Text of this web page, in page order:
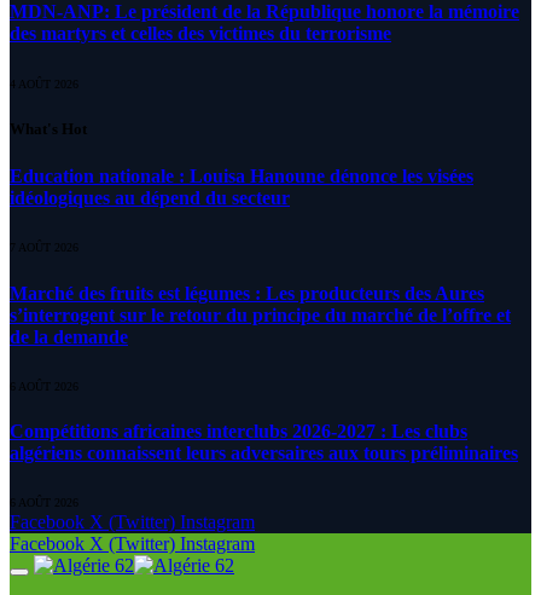
MDN-ANP: Le président de la République honore la mémoire
des martyrs et celles des victimes du terrorisme
4 AOÛT 2026
What's Hot
Education nationale : Louisa Hanoune dénonce les visées
idéologiques au dépend du secteur
7 AOÛT 2026
Marché des fruits est légumes : Les producteurs des Aures
s’interrogent sur le retour du principe du marché de l’offre et
de la demande
6 AOÛT 2026
Compétitions africaines interclubs 2026-2027 : Les clubs
algériens connaissent leurs adversaires aux tours préliminaires
6 AOÛT 2026
Facebook X (Twitter) Instagram
Facebook X (Twitter) Instagram